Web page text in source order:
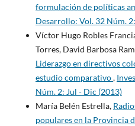
formulación de políticas
Desarrollo: Vol. 32 Núm.
Víctor Hugo Robles
Torres, David Barbosa
Liderazgo en directivos
estudio comparativo,
Núm. 2: Jul - Dic (2013)
María Belén Estrella,
populares en la Provincia